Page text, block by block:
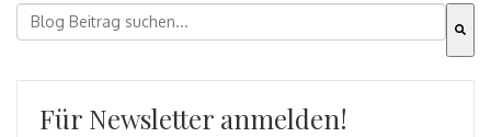
Dies ist ein Suchfeld mit einer automatischen
Für Newsletter anmelden!